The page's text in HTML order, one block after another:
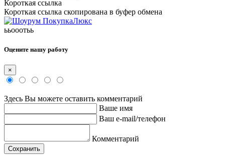
Короткая ссылка
Короткая ссылка скопирована в буфер обмена
ььооотьь
Оцените нашу работу
×
Здесь Вы можете оставить комментарий
Ваше имя
Ваш e-mail/телефон
Комментарий
Сохранить